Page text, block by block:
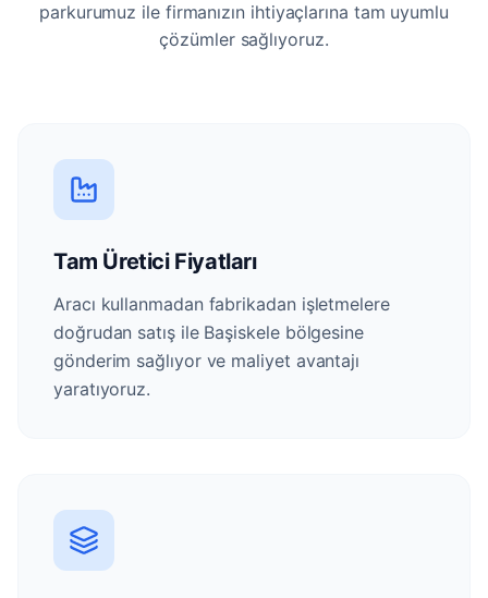
parkurumuz ile firmanızın ihtiyaçlarına tam uyumlu
çözümler sağlıyoruz.
Tam Üretici Fiyatları
Aracı kullanmadan fabrikadan işletmelere
doğrudan satış ile Başiskele bölgesine
gönderim sağlıyor ve maliyet avantajı
yaratıyoruz.